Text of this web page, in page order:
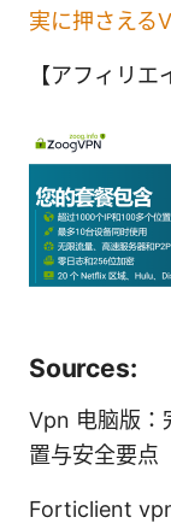
実に押さえる
【アフィリエ
Sources:
Vpn 电脑版：
置与安全要点
Forticlient